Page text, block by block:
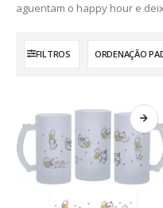
aguentam o happy hour e
FILTROS